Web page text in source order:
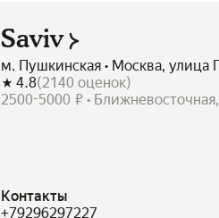
Saviv
м. Пушкинская • Москва, улица
4.8(2140 оценок)
2500-5000 ₽ •
Контакты
+79296297227